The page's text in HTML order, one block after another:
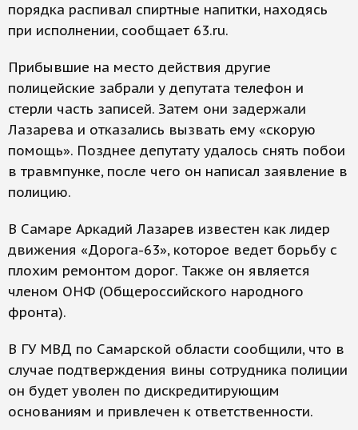
порядка распивал спиртные напитки, находясь
при исполнении, сообщает 63.ru.
Прибывшие на место действия другие
полицейские забрали у депутата телефон и
стерли часть записей. Затем они задержали
Лазарева и отказались вызвать ему «скорую
помощь». Позднее депутату удалось снять побои
в травмпунке, после чего он написал заявление в
полицию.
В Самаре Аркадий Лазарев известен как лидер
движения «Дорога-63», которое ведет борьбу с
плохим ремонтом дорог. Также он является
членом ОНФ (Общероссийского народного
фронта).
В ГУ МВД по Самарской области сообщили, что в
случае подтверждения вины сотрудника полиции
он будет уволен по дискредитирующим
основаниям и привлечен к ответственности.